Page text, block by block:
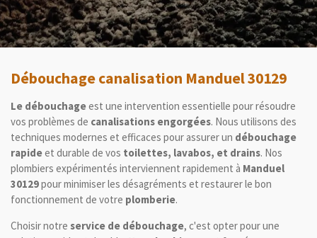
Débouchage canalisation Manduel 30129
Le débouchageest une intervention essentielle pour résoudre
vos problèmes de canalisations engorgées. Nous utilisons des
techniques modernes et efficaces pour assurer un débouchage
rapideet durable de vos toilettes, lavabos, et drains. Nos
plombiers expérimentés interviennent rapidement à Manduel
30129pour minimiser les désagréments et restaurer le bon
fonctionnement de votre plomberie.
Choisir notre service de débouchage, c'est opter pour une